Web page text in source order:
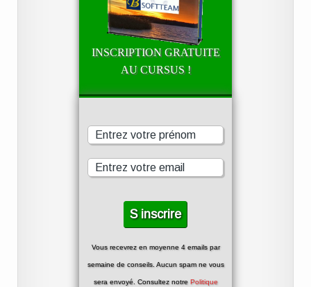
INSCRIPTION GRATUITE
AU CURSUS !
Vous recevrez en moyenne 4 emails par
semaine de conseils. Aucun spam ne vous
sera envoyé. Consultez notre Politique